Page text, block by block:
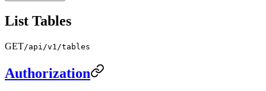
List Tables
GET/api/v1/tables
Authorization